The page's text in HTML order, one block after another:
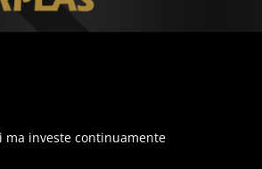
ma investe continuamente